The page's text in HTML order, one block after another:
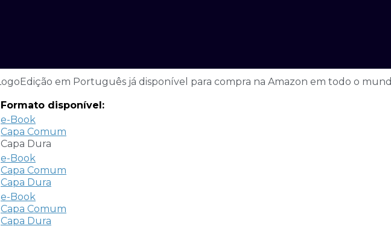
Edição em Português já disponível para compra na Amazon em todo o
Formato disponível:
e-Book
Capa Comum
Capa Dura
e-Book
Capa Comum
Capa Dura
e-Book
Capa Comum
Capa Dura